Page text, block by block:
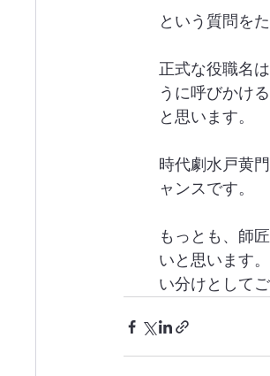
という質問を
正式な役職名
うに呼びかけ
と思います。
時代劇水戸黄
ャンスです。
もっとも、師
いと思います
い分けとして